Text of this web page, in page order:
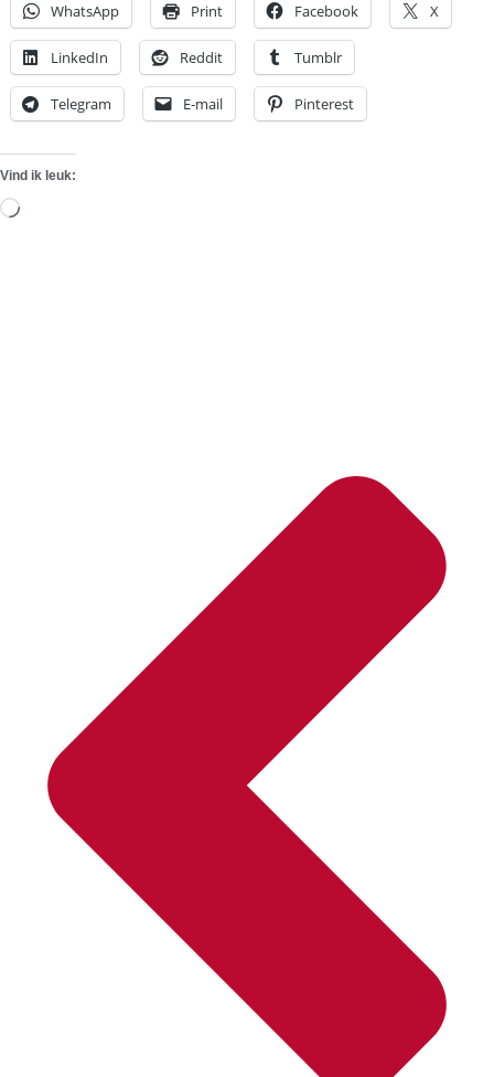
WhatsApp Print Facebook X
LinkedIn Reddit Tumblr
Telegram E-mail Pinterest
Vind ik leuk:
Aan